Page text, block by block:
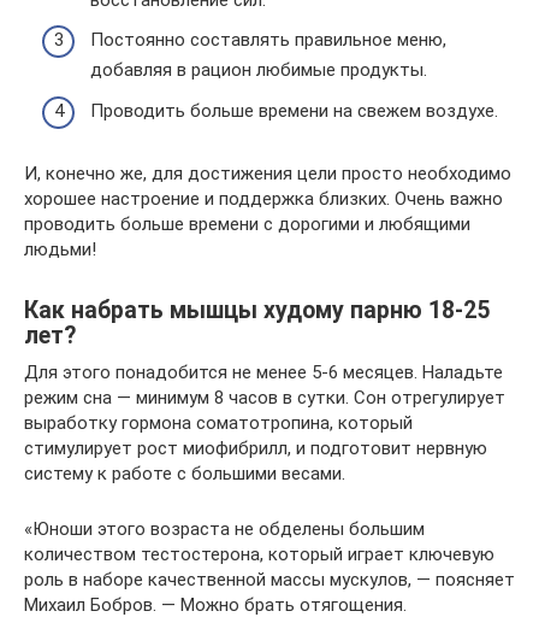
Постоянно составлять правильное меню,
добавляя в рацион любимые продукты.
Проводить больше времени на свежем воздухе.
И, конечно же, для достижения цели просто необходимо
хорошее настроение и поддержка близких. Очень важно
проводить больше времени с дорогими и любящими
людьми!
Как набрать мышцы худому парню 18-25
лет?
Для этого понадобится не менее 5-6 месяцев. Наладьте
режим сна — минимум 8 часов в сутки. Сон отрегулирует
выработку гормона соматотропина, который
стимулирует рост миофибрилл, и подготовит нервную
систему к работе с большими весами.
«Юноши этого возраста не обделены большим
количеством тестостерона, который играет ключевую
роль в наборе качественной массы мускулов, — поясняет
Михаил Бобров. — Можно брать отягощения.